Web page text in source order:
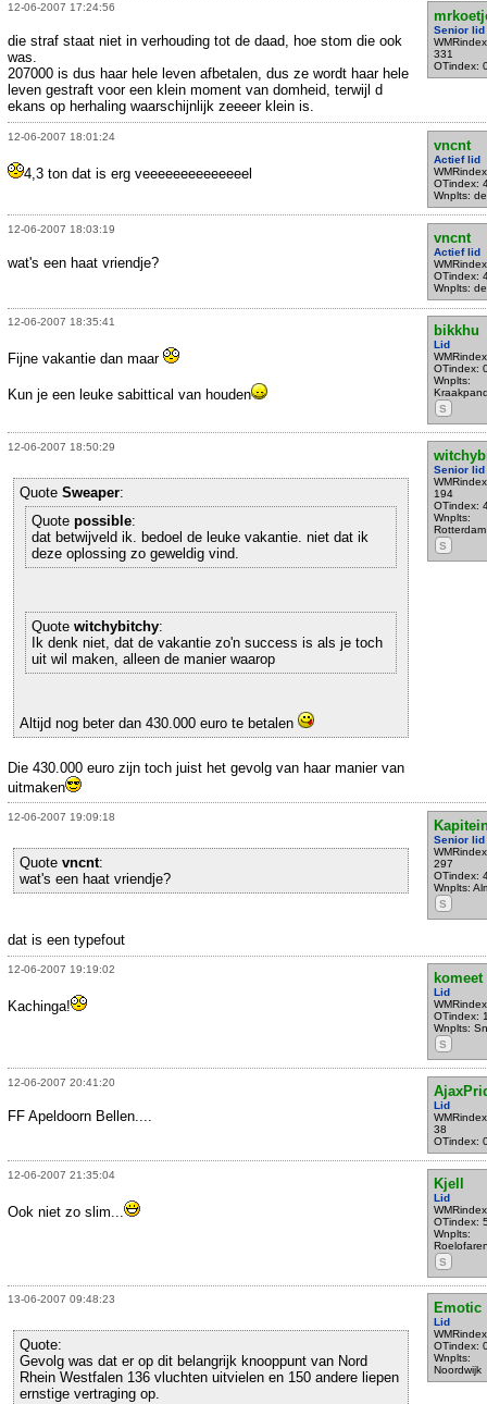
12-06-2007 17:24:56
Senior lid
331
OTindex:
die straf staat niet in verhouding tot de daad, hoe stom die ook
was.
207000 is dus haar hele leven afbetalen, dus ze wordt haar hele
leven gestraft voor een klein moment van domheid, terwijl d
ekans op herhaling waarschijnlijk zeeeer klein is.
12-06-2007 18:01:24
vncnt
Actief lid
OTindex:
Wnplts:
4,3 ton dat is erg veeeeeeeeeeeeeel
12-06-2007 18:03:19
vncnt
Actief lid
OTindex:
Wnplts:
wat's een haat vriendje?
12-06-2007 18:35:41
bikkhu
Lid
OTindex:
Wnplts:
S
Fijne vakantie dan maar
Kun je een leuke sabittical van houden
12-06-2007 18:50:29
Senior lid
194
OTindex:
Wnplts:
Rotterdam
S
Quote Sweaper:
Quote possible:
dat betwijveld ik. bedoel de leuke vakantie. niet dat ik
deze oplossing zo geweldig vind.
Quote witchybitchy:
Ik denk niet, dat de vakantie zo'n success is als je toch
uit wil maken, alleen de manier waarop
Altijd nog beter dan 430.000 euro te betalen
Die 430.000 euro zijn toch juist het gevolg van haar manier van
uitmaken
12-06-2007 19:09:18
Senior lid
297
OTindex:
Wnplts:
S
Quote vncnt:
wat's een haat vriendje?
dat is een typefout
12-06-2007 19:19:02
komeet
Lid
OTindex:
Wnplts:
S
Kachinga!
12-06-2007 20:41:20
Lid
38
OTindex:
FF Apeldoorn Bellen....
12-06-2007 21:35:04
Kjell
Lid
OTindex:
Wnplts:
S
Ook niet zo slim...
13-06-2007 09:48:23
Emotic
Lid
OTindex:
Wnplts:
Noordwijk
Quote:
Gevolg was dat er op dit belangrijk knooppunt van Nord
Rhein Westfalen 136 vluchten uitvielen en 150 andere liepen
ernstige vertraging op.